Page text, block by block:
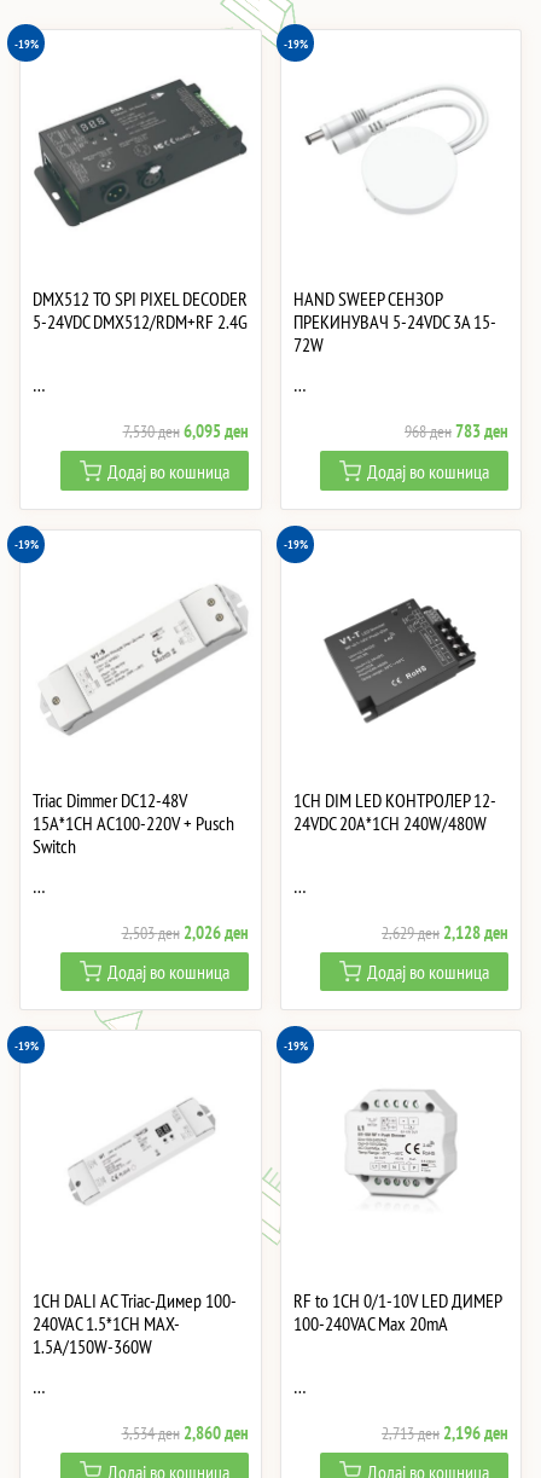
-19%
DMX512 TO SPI PIXEL DECODER
5-24VDC DMX512/RDM+RF 2.4G
…
7,530денOriginal
price
was:
7,530 ден.
6,095денCurrent
price
is:
6,095 ден.
Додај во кошница
-19%
HAND SWEEP СЕНЗОР
ПРЕКИНУВАЧ 5-24VDC 3A 15-
72W
…
968денOriginal
price
was:
968 ден.
783ден
price
is:
783
Додај во кошница
-19%
Triac Dimmer DC12-48V
15A*1CH AC100-220V + Pusch
Switch
…
2,503ден Original
price
was:
2,503 ден.
2,026денCurrent
price
is:
2,026 ден.
Додај во кошница
-19%
1CH DIM LED КОНТРОЛЕР 12-
24VDC 20A*1CH 240W/480W
…
2,629ден Original
price
was:
2,629 ден.
2,128ден
price
is:
Додај во кошница
-19%
1CH DALI AC Triac-Димер 100-
240VAC 1.5*1CH MAX-
1.5A/150W-360W
…
3,534ден Original
price
2,860денCurrent
price
Додај во кошница
-19%
RF to 1CH 0/1-10V LED ДИМЕР
100-240VAC Max 20mA
…
2,713ден Original
price
2,196ден
price
Додај во кошница